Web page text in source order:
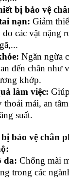
bị bảo vệ
nạn: Giảm
các vật nặng
Ngăn ngừa
đến chân như
khớp.
làm việc:
thoải mái, an
suất.
bảo vệ chân
da: Chống mài
trong các